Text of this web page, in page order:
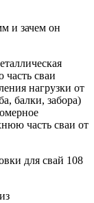
и зачем он
часть сваи
нагрузки от
балки, забора)
часть сваи от
для свай 108